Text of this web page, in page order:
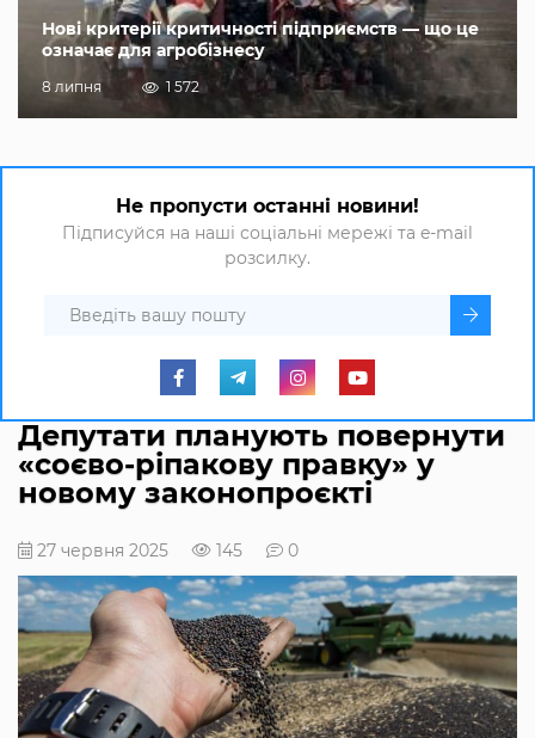
Нові критерії критичності підприємств — що це
означає для агробізнесу
8 липня 1 572
Не пропусти останні новини!
Підписуйся на наші соціальні мережі та e-mail
розсилку.
Депутати планують повернути
«соєво-ріпакову правку» у
новому законопроєкті
27 червня 2025 145 0